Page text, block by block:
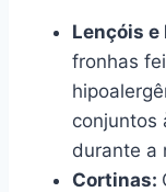
Lençóis e
fronhas
conjuntos
durante a
Cortinas: